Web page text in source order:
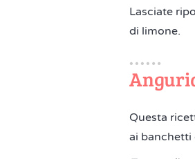
Lasciate
di limone.
Questa
ai banchetti